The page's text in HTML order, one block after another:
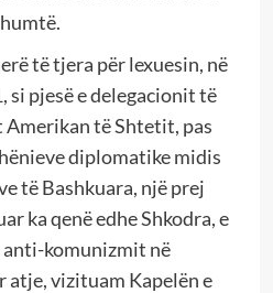
të tjera për lexuesin, në
pjesë e delegacionit të
të Shtetit, pas
diplomatike midis
të Bashkuara, një prej
ka qenë edhe Shkodra, e
anti-komunizmit në
vizituam Kapelën e